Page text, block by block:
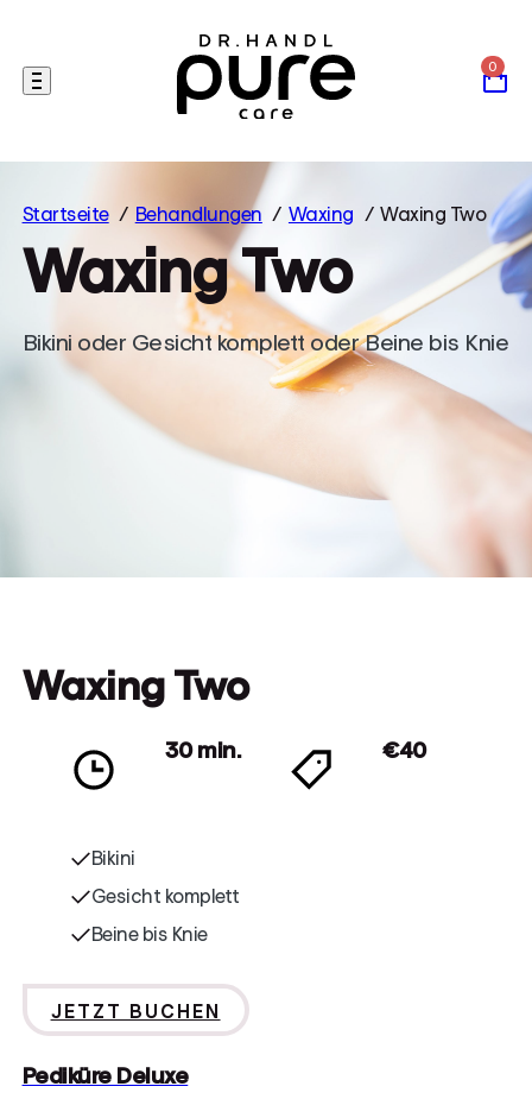
content
Startseite Behandlungen Waxing Waxing Two
WaxingTwo
Bikini oder Gesicht komplett oder Beine bis Knie
Waxing Two
30 min. €40
Bikini
Gesicht komplett
Beine bis Knie
JETZT BUCHEN
Pediküre Deluxe